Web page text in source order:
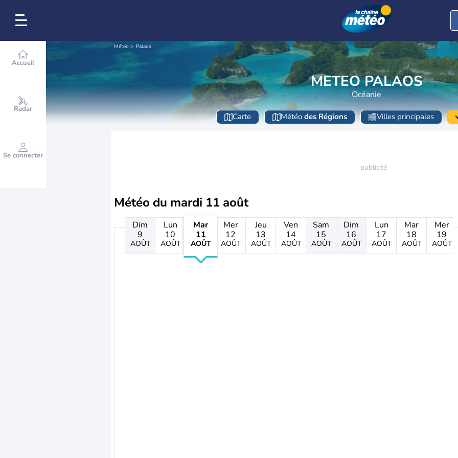
Accueil
Radar
Se connecter
Météo Palaos
METEO PALAOS
Océanie
Carte Météo des Régions Villes principales
Météo du mardi 11 août
Dim
9
AOÛT
Lun
10
AOÛT
Mar
11
AOÛT
Mer
12
AOÛT
Jeu
13
AOÛT
Ven
14
AOÛT
Sam
15
AOÛT
Dim
16
AOÛT
Lun
17
AOÛT
Mar
18
AOÛT
Mer
19
AOÛT